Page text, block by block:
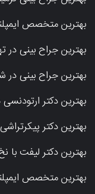
بهترین متخصص
بهترین جراح بینی در
بهترین جراح بینی در
بهترین دکتر
بهترین دکتر
بهترین دکتر لیفت با
بهترین متخصص